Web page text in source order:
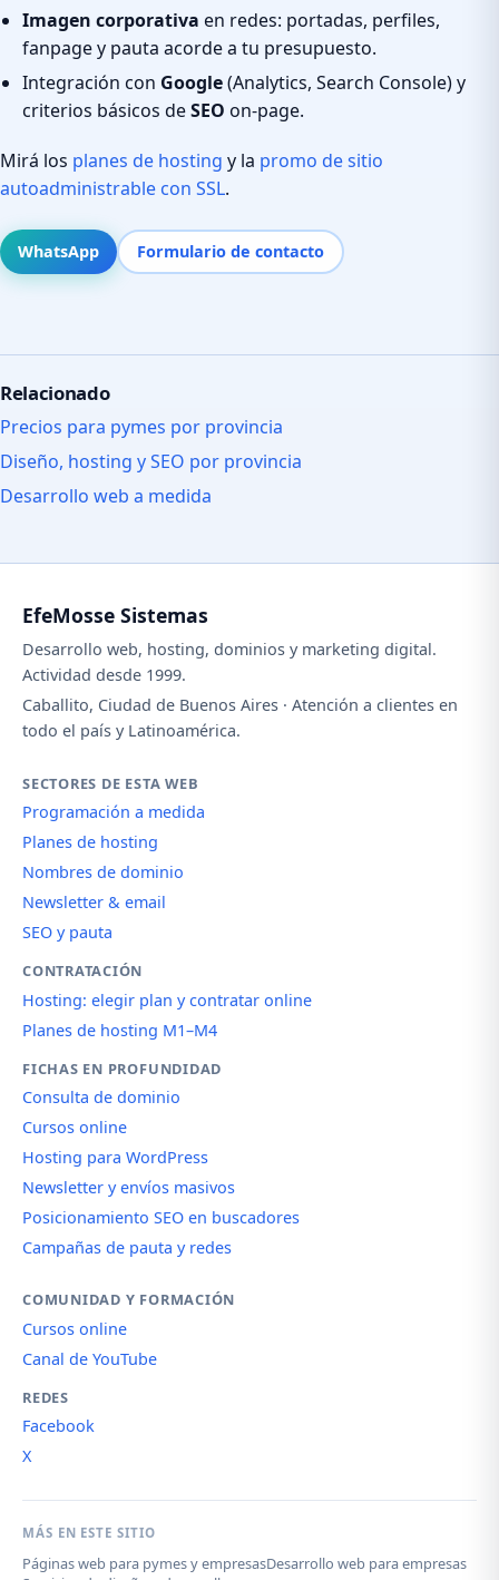
Imagen corporativa en redes: portadas, perfiles,
fanpage y pauta acorde a tu presupuesto.
Integración con Google(Analytics, Search Console) y
criterios básicos deSEO on-page.
Mirá los planes de hosting y la promo de sitio
autoadministrable con SSL.
WhatsApp Formulario de contacto
Relacionado
Precios para pymes por provincia
Diseño, hosting y SEO por provincia
Desarrollo web a medida
EfeMosse Sistemas
Desarrollo web, hosting, dominios y marketing digital.
Actividad desde 1999.
Caballito, Ciudad de Buenos Aires · Atención a clientes en
todo el país y Latinoamérica.
SECTORES DE ESTA WEB
Programación a medida
Planes de hosting
Nombres de dominio
Newsletter & email
SEO y pauta
CONTRATACIÓN
Hosting: elegir plan y contratar online
Planes de hosting M1–M4
FICHAS EN PROFUNDIDAD
Consulta de dominio
Cursos online
Hosting para WordPress
Newsletter y envíos masivos
Posicionamiento SEO en buscadores
Campañas de pauta y redes
COMUNIDAD Y FORMACIÓN
Cursos online
Canal de YouTube
REDES
Facebook
X
MÁS EN ESTE SITIO
Páginas web para pymes y empresasDesarrollo web para empresas